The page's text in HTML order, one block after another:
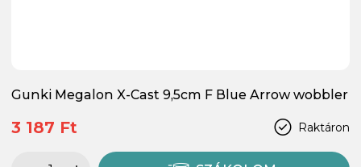
Gunki Megalon X-Cast 9,5cm F Blue Arrow wobbler
Raktáron
3 187 Ft